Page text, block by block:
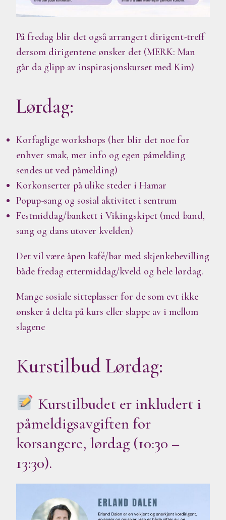
På fredag blir det også arrangert dirigent-treff
dersom dirigentene ønsker det (MERK: Man
går da glipp av inspirasjonskurset med Kim)
Lørdag:
Korfaglige workshops (her blir det noe for
enhver smak, mer info og egen påmelding
sendes ut ved påmelding)
Korkonserter på ulike steder i Hamar
Popup-sang og sosial aktivitet i sentrum
Festmiddag/bankett i Vikingskipet (med band,
sang og dans utover kvelden)
Det vil være åpen kafé/bar med skjenkebevilling
både fredag ettermiddag/kveld og hele lørdag.
Mange sosiale sitteplasser for de som evt ikke
ønsker å delta på kurs eller slappe av i mellom
slagene
Kurstilbud Lørdag:
Kurstilbudet er inkludert i
påmeldigsavgiften for
korsangere, lørdag (10:30 –
13:30).